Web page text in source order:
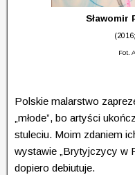
Sławomir
Fot.
Polskie malarstwo
„młode”, bo artyści
stuleciu. Moim zdaniem
wystawie „Brytyjczycy w
dopiero debiutuje.